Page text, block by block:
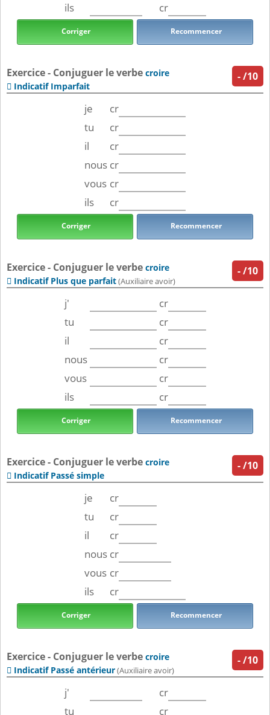
ils
cr
Corriger Recommencer
-/10
Exercice - Conjuguer le verbe croire
 Indicatif Imparfait
je
cr
tu
cr
il
cr
nous cr
vous cr
ils
cr
Corriger Recommencer
-/10
Exercice - Conjuguer le verbe croire
 Indicatif Plus que parfait(Auxiliaire avoir)
j'
cr
tu
cr
il
cr
nous
cr
vous
cr
ils
cr
Corriger Recommencer
-/10
Exercice - Conjuguer le verbe croire
 Indicatif Passé simple
je
cr
tu
cr
il
cr
nous cr
vous cr
ils
cr
Corriger Recommencer
-/10
Exercice - Conjuguer le verbe croire
 Indicatif Passé antérieur(Auxiliaire avoir)
j'
cr
tu
cr